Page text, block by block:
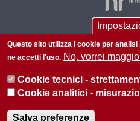
© 2026 Università di
Questo sito utilizza i cookie per
ne accetti l'uso. No, vorrei
Cookie tecnici -
Cookie analitici -
Salva preferenze